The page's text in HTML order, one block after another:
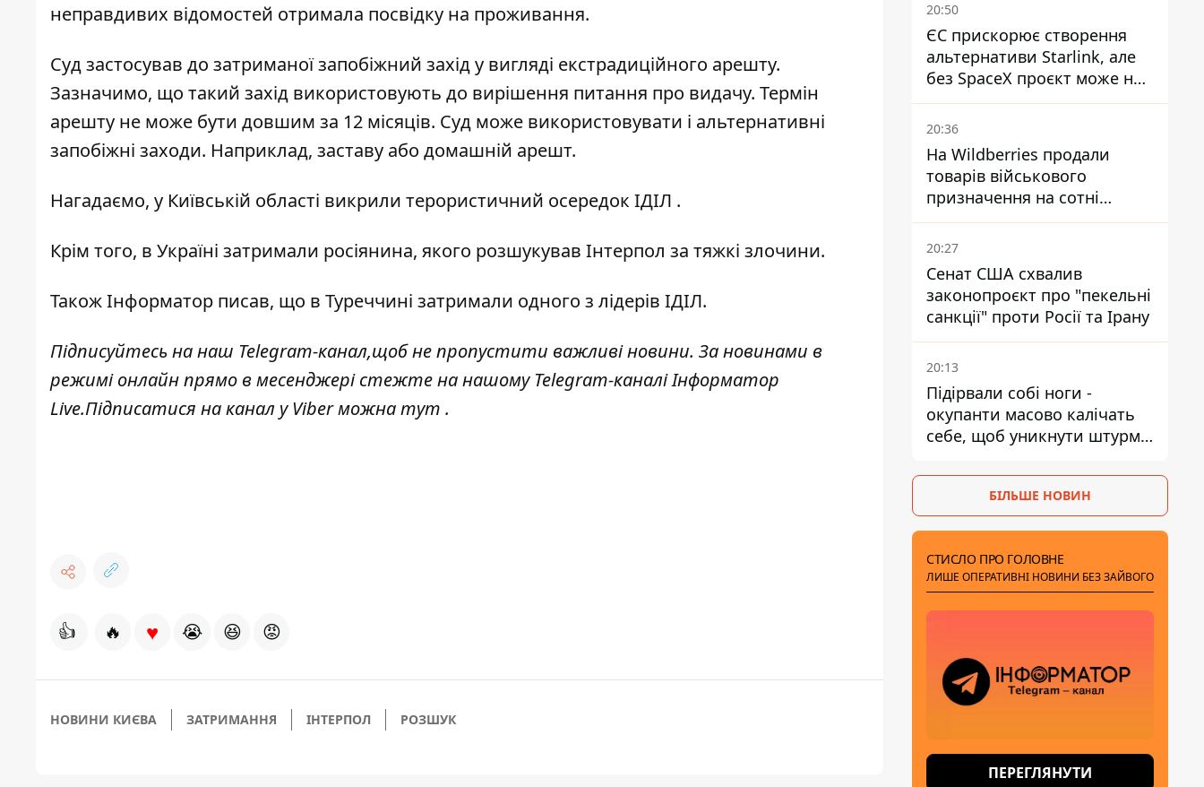
неправдивих відомостей отримала посвідку на проживання.
Суд застосував до затриманої запобіжний захід у вигляді екстрадиційного арешту.
Зазначимо, що такий захід використовують до вирішення питання про видачу. Термін
арешту не може бути довшим за 12 місяців. Суд може використовувати і альтернативні
запобіжні заходи. Наприклад, заставу або домашній арешт.
Нагадаємо, у Київській області викрили терористичний осередок ІДІЛ .
Крім того, в Україні затримали росіянина, якого розшукував Інтерпол за тяжкі злочини.
ТакожІнформатор писав, що в Туреччині затримали одного з лідерів ІДІЛ.
Підписуйтесь на наш Telegram-канал,щоб не пропустити важливі новини. За новинами в
режимі онлайн прямо в месенджері стежте на нашому Telegram-каналіІнформатор
Live.Підписатися на канал у Viber можнатут .
👍 🔥 ♥ 😭 😆 😡
НОВИНИ КИЄВА ЗАТРИМАННЯ ІНТЕРПОЛ РОЗШУК
20:50
ЄС прискорює створення
альтернативи Starlink, але
без SpaceX проєкт може не
обійтися
20:36
На Wildberries продали
товарів військового
призначення на сотні
мільйонів, але удари ЗСУ
змінили ситуацію
20:27
Сенат США схвалив
законопроєкт про "пекельні
санкції" проти Росії та Ірану
20:13
Підірвали собі ноги -
окупанти масово калічать
себе, щоб уникнути штурмів
БІЛЬШЕ НОВИН
СТИСЛО ПРО ГОЛОВНЕ
ЛИШЕ ОПЕРАТИВНІ НОВИНИ БЕЗ ЗАЙВОГО
ПЕРЕГЛЯНУТИ